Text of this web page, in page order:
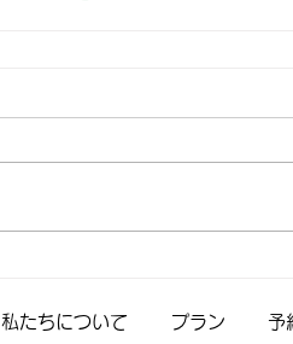
私たちについて プラン 予